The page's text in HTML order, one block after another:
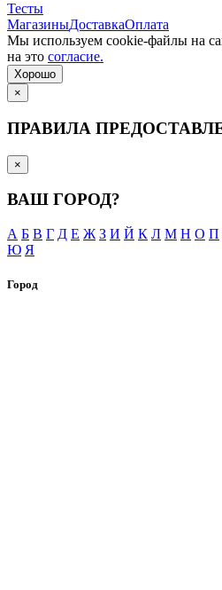
Тесты
МагазиныДоставкаОплата
Мы используем cookie-файлы на
на это согласие.
Хорошо
×
ПРАВИЛА
×
ВАШ ГОРОД?
А Б В Г Д Е Ж З И Й К Л М Н О П
Ю Я
Город